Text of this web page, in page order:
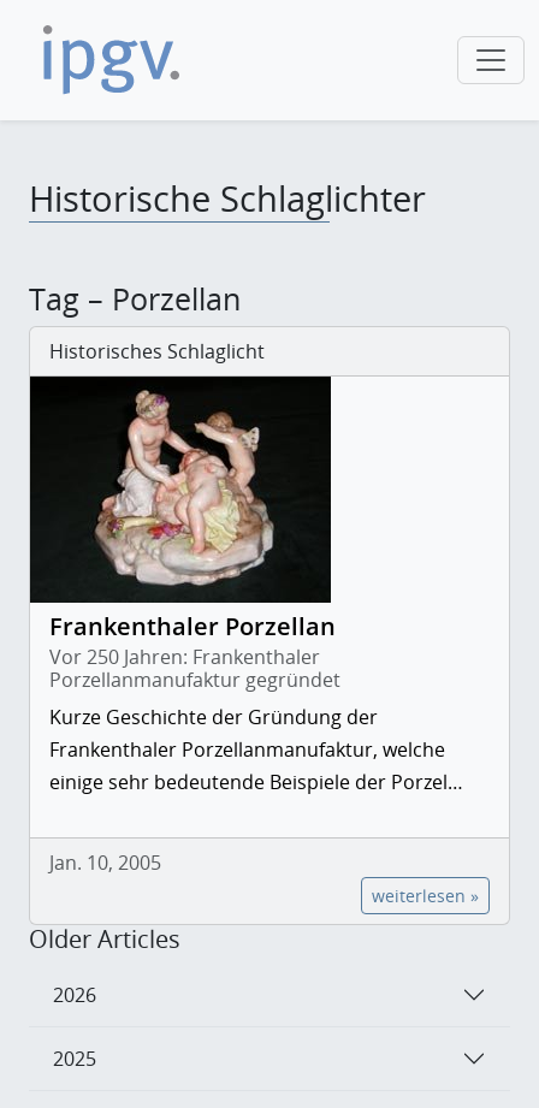
Historische Schlaglichter
Tag – Porzellan
Historisches Schlaglicht
Frankenthaler Porzellan
Vor 250 Jahren: Frankenthaler
Porzellanmanufaktur gegründet
Kurze Geschichte der Gründung der
Frankenthaler Porzellanmanufaktur, welche
einige sehr bedeutende Beispiele der Porzel…
Jan. 10, 2005
weiterlesen »
Older Articles
2026
2025